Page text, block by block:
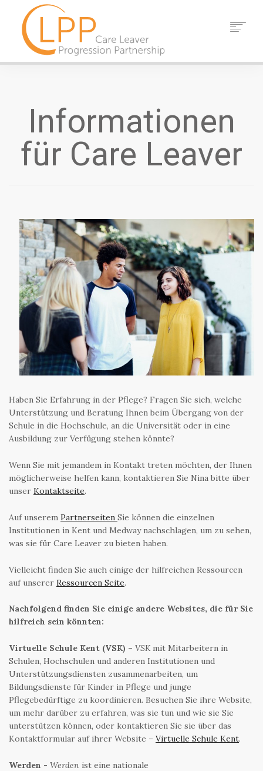
RESSOURCEN
Informationen
für Care Leaver
Haben Sie Erfahrung in der Pflege? Fragen Sie sich, welche
Unterstützung und Beratung Ihnen beim Übergang von der
Schule in die Hochschule, an die Universität oder in eine
Ausbildung zur Verfügung stehen könnte?
Wenn Sie mit jemandem in Kontakt treten möchten, der Ihnen
möglicherweise helfen kann, kontaktieren Sie Nina bitte über
unser Kontaktseite.
Auf unserem Partnerseiten Sie können die einzelnen
Institutionen in Kent und Medway nachschlagen, um zu sehen,
was sie für Care Leaver zu bieten haben.
Vielleicht finden Sie auch einige der hilfreichen Ressourcen
auf unserer Ressourcen Seite.
Nachfolgend finden Sie einige andere Websites, die für Sie
hilfreich sein könnten:
Virtuelle Schule Kent (VSK) – VSK mit Mitarbeitern in
Schulen, Hochschulen und anderen Institutionen und
Unterstützungsdiensten zusammenarbeiten, um
Bildungsdienste für Kinder in Pflege und junge
Pflegebedürftige zu koordinieren. Besuchen Sie ihre Website,
um mehr darüber zu erfahren, was sie tun und wie sie Sie
unterstützen können, oder kontaktieren Sie sie über das
Kontaktformular auf ihrer Website – Virtuelle Schule Kent.
Werden - Werden ist eine nationale